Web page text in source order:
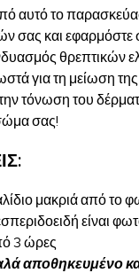
αυτό το
σας και εφαρμόστε
θρεπτικών
για τη μείωση
τόνωση του
σας!
μακριά από το
είναι
3 ώρες
αποθηκευμένο